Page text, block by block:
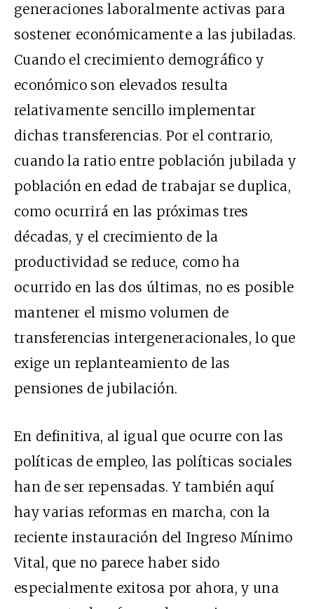
generaciones laboralmente activas para
sostener económicamente a las jubiladas.
Cuando el crecimiento demográfico y
económico son elevados resulta
relativamente sencillo implementar
dichas transferencias. Por el contrario,
cuando la ratio entre población jubilada y
población en edad de trabajar se duplica,
como ocurrirá en las próximas tres
décadas, y el crecimiento de la
productividad se reduce, como ha
ocurrido en las dos últimas, no es posible
mantener el mismo volumen de
transferencias intergeneracionales, lo que
exige un replanteamiento de las
pensiones de jubilación.
En definitiva, al igual que ocurre con las
políticas de empleo, las políticas sociales
han de ser repensadas. Y también aquí
hay varias reformas en marcha, con la
reciente instauración del Ingreso Mínimo
Vital, que no parece haber sido
especialmente exitosa por ahora, y una